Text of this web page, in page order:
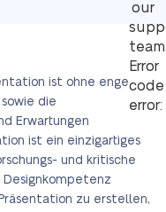
our
Error
code
error:
ist ohne enge
die
Erwartungen
ist ein einzigartiges
und kritische
Designkompetenz
zu erstellen,